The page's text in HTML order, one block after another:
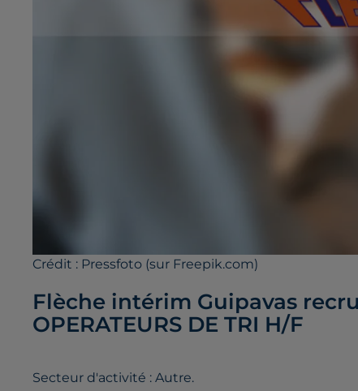
Crédit : Pressfoto (sur Freepik.com)
Flèche intérim Guipavas
OPERATEURS DE TRI H/F
Secteur d'activité : Autre.